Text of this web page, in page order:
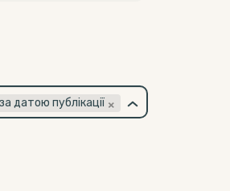
×
датою публікації